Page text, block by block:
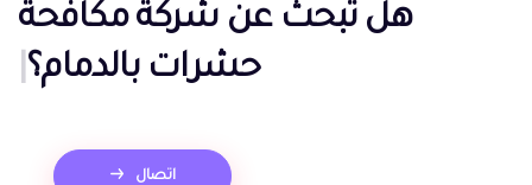
هل تبحث عنشركة مكافحة
حشرات بالدمام؟
اتصال